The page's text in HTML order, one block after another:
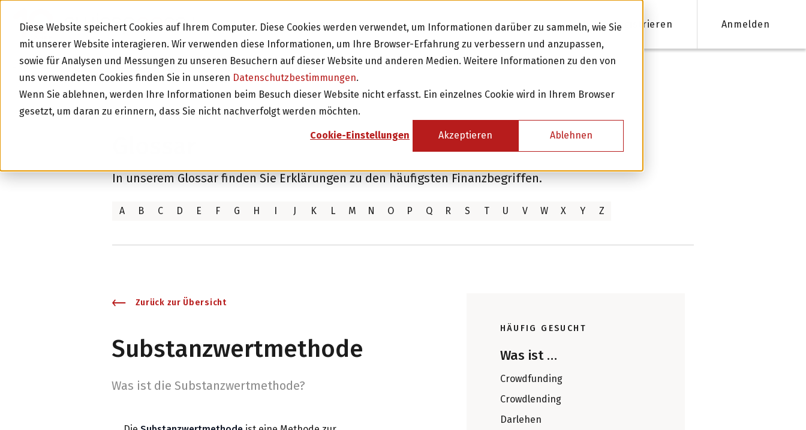
Diese Website speichert Cookies auf Ihrem Computer. Diese Cookies werden verwendet, um Informationen darüber zu sammeln, wie Sie
mit unserer Website interagieren. Wir verwenden diese Informationen, um Ihre Browser-Erfahrung zu verbessern und anzupassen,
sowie für Analysen und Messungen zu unseren Besuchern auf dieser Website und anderen Medien. Weitere Informationen zu den von
uns verwendeten Cookies finden Sie in unseren Datenschutzbestimmungen.
Wenn Sie ablehnen, werden Ihre Informationen beim Besuch dieser Website nicht erfasst. Ein einzelnes Cookie wird in Ihrem Browser
gesetzt, um daran zu erinnern, dass Sie nicht nachverfolgt werden möchten.
Cookie-Einstellungen Akzeptieren Ablehnen
GLOSSAR Registrieren Anmelden
Investieren
Investition in Schweizer Unternehmen
Attraktive Renditen mit monatlichen
Rückzahlungen
Finanzieren
Firmenkredite ab 50'000 CHF
Persönliche Beratung für Ihre Finanzierung
Glossar
In unserem Glossar finden Sie Erklärungen zu den häufigsten Finanzbegriffen.
A B C D E F G H I J K L M N O P Q R S T U V W X Y Z
Zurück zur Übersicht
Substanzwertmethode
Was ist die Substanzwertmethode?
HÄUFIG GESUCHT
Was ist …
Crowdfunding
Crowdlending
Darlehen